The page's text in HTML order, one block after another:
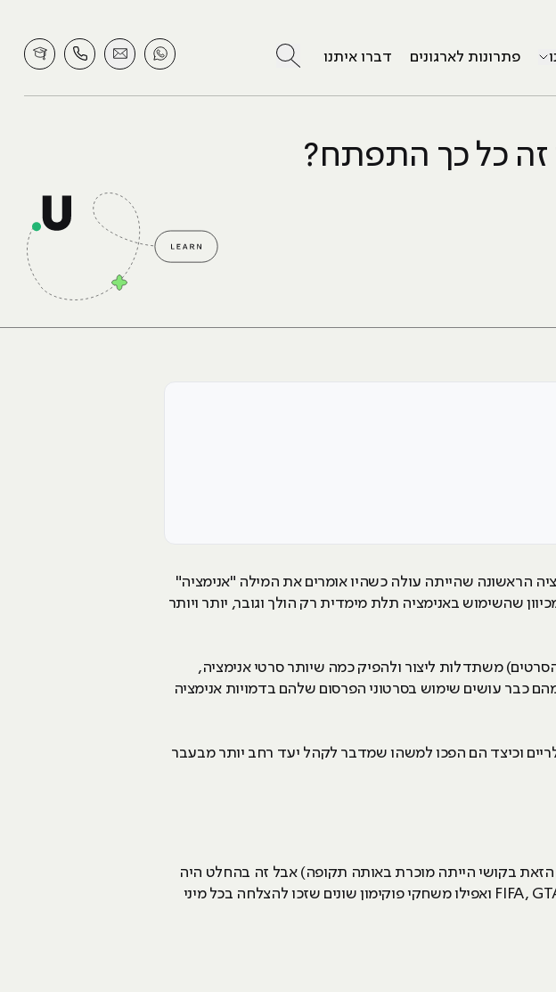
פתרונות לארגונים דברו איתנו לחץ לחיפוש
זה כל כך התפתח?
הראשונה שהייתה עולה כשהיו אומרים את המילה "אנימציה"
שהשימוש באנימציה תלת מימדית רק הולך וגובר, יותר ויותר
משתדלות ליצור ולהפיק כמה שיותר סרטי אנימציה,
כבר עושים שימוש בסרטוני הפרסום שלהם בדמויות אנימציה
וכיצד הם הפכו למשהו שמדבר לקהל יעד רחב יותר מבעבר
הזאת בקושי הייתה מוכרת באותה תקופה) אבל זה בהחלט היה
נתפס כמשהו שהוא 'חנוני'. נכון שהיו משחקים שהיו (ועדיין) ממש פופולריים כמו FIFA, GTA ואפילו משחקי פוקימון שונים שזכו להצלחה בכל מיני